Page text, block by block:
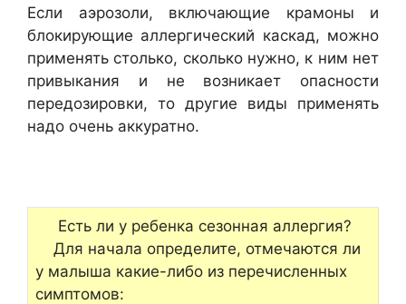
Если аэрозоли, включающие крамоны и
блокирующие аллергический каскад, можно
применять столько, сколько нужно, к ним нет
привыкания и не возникает опасности
передозировки, то другие виды применять
надо очень аккуратно.
Есть ли у ребенка сезонная аллергия?
Для начала определите, отмечаются ли
у малыша какие-либо из перечисленных
симптомов: